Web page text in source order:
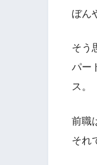
ぼん
そう
パー
ス。
前職
それ